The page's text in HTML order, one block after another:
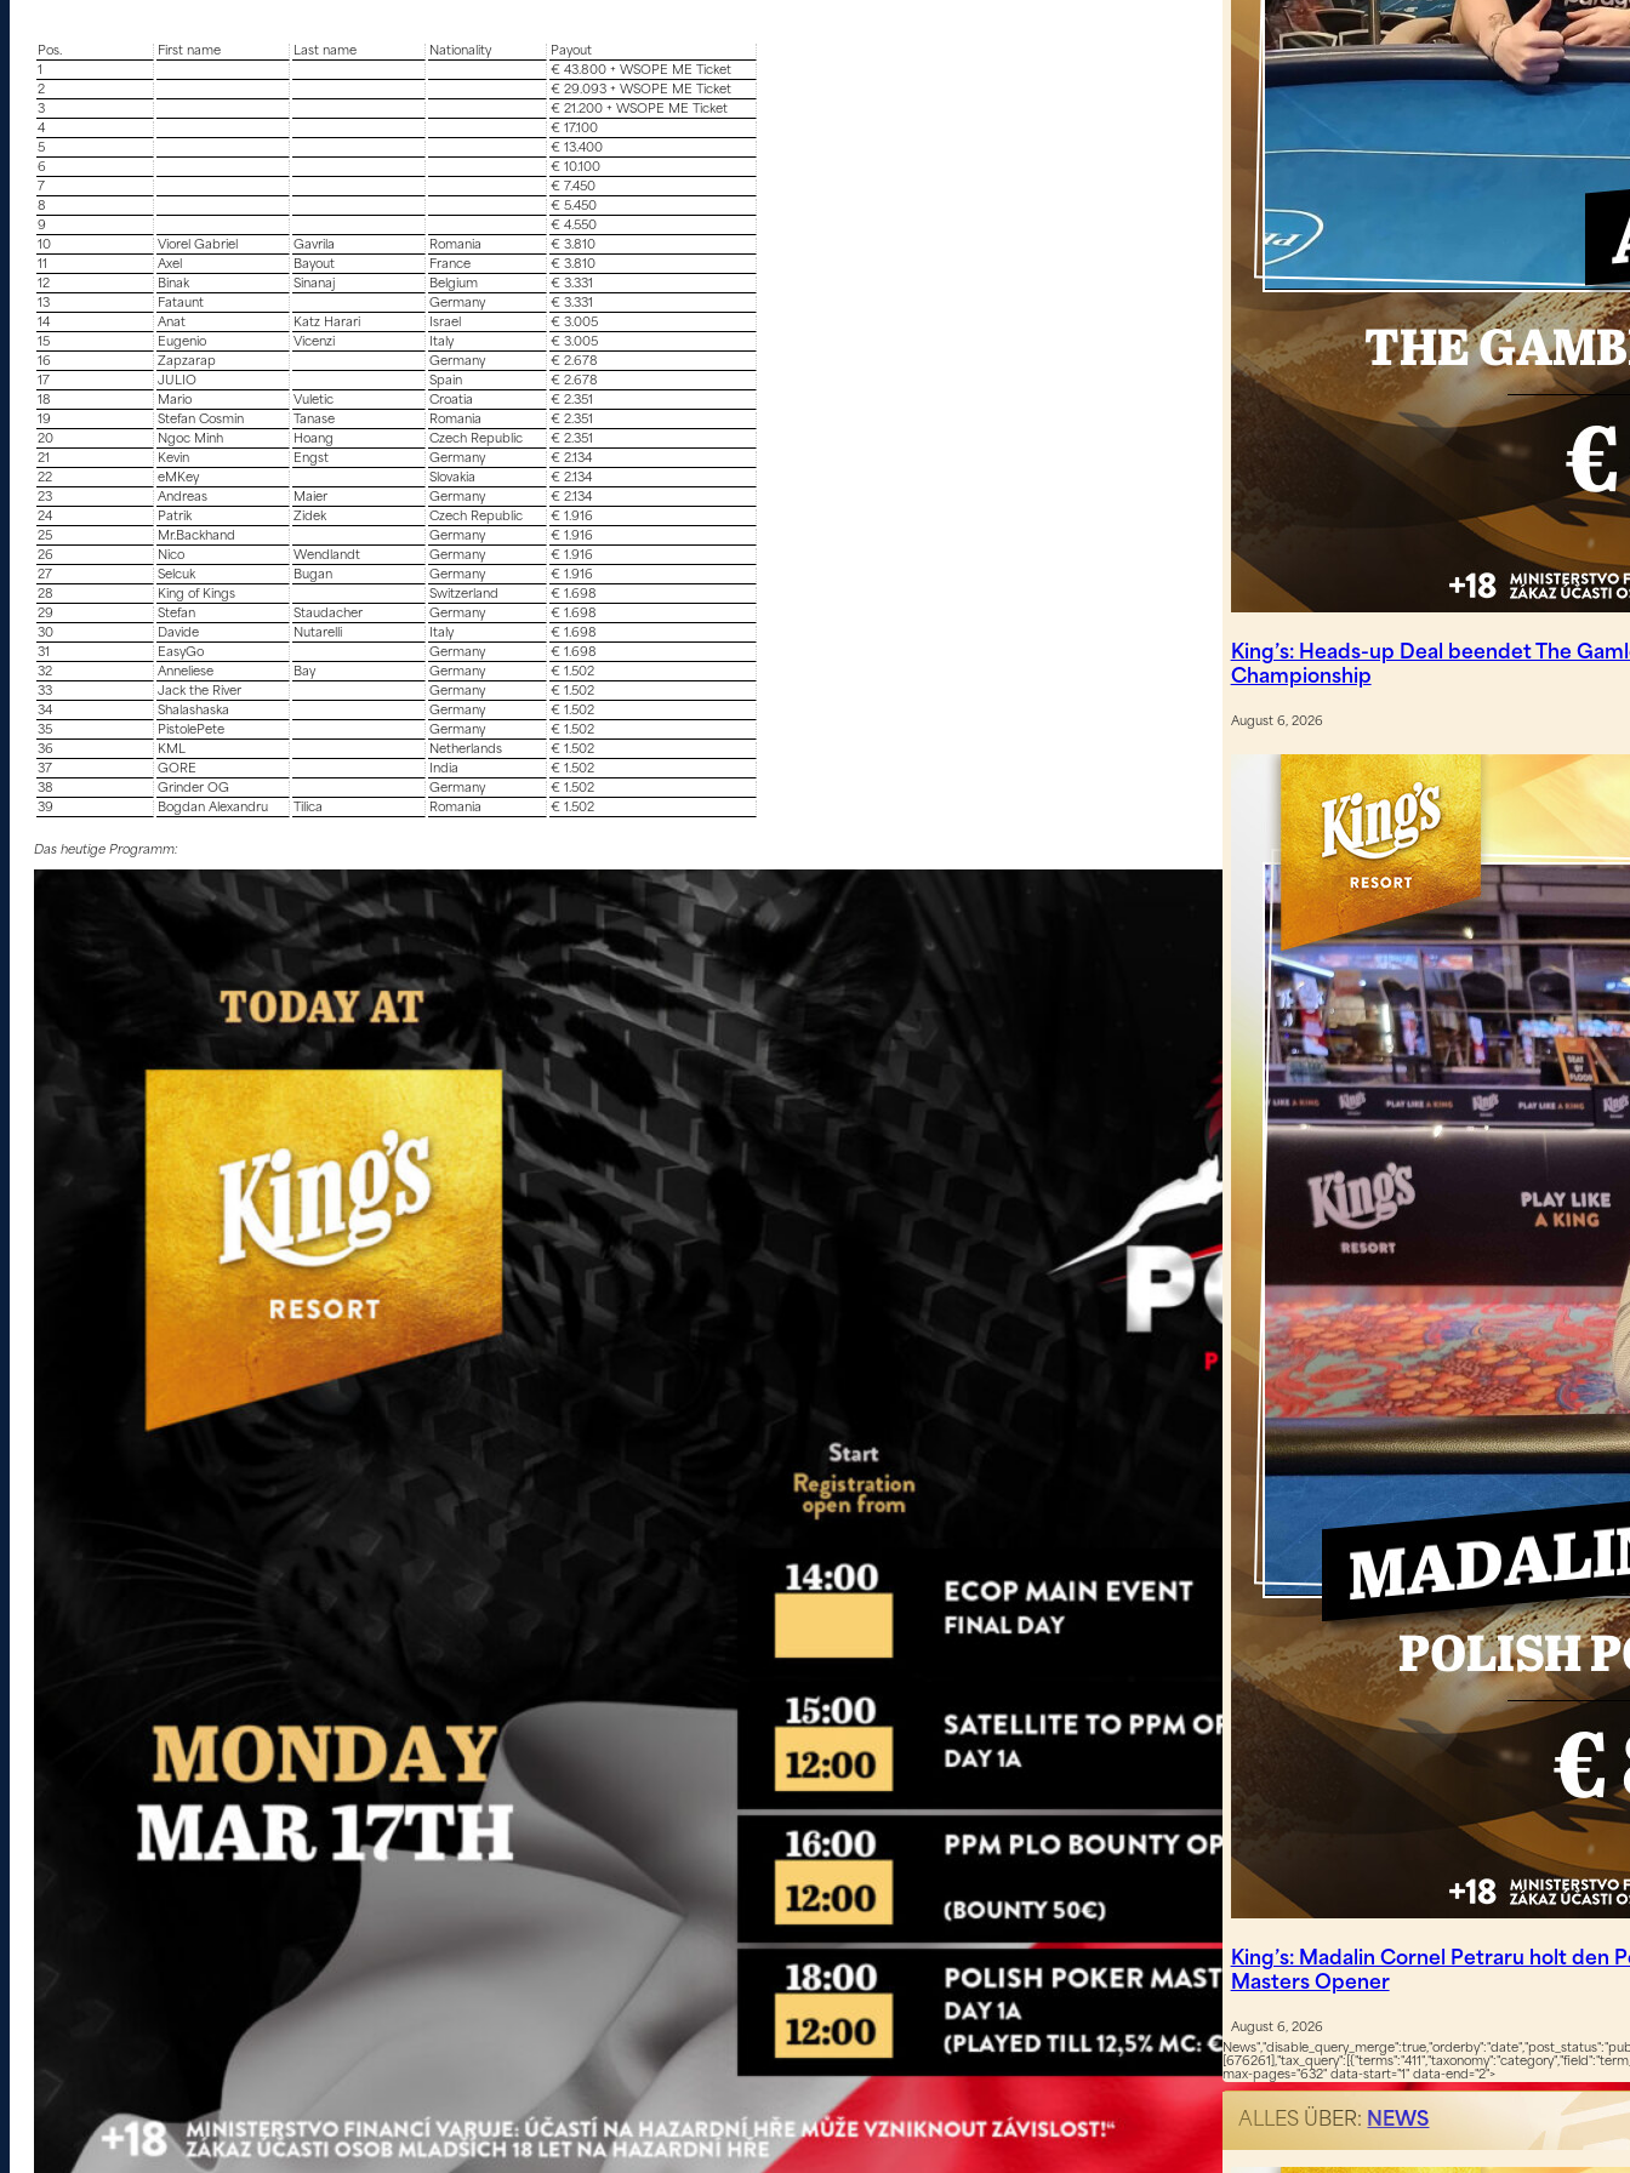
Pos. First name Last name Nationality
Payout
1
€ 43.800 + WSOPE ME Ticket
2
€ 29.093 + WSOPE ME Ticket
3
€ 21.200 + WSOPE ME Ticket
4
€ 17.100
5
€ 13.400
6
€ 10.100
7
€ 7.450
8
€ 5.450
9
€ 4.550
10
Viorel Gabriel Gavrila Romania
€ 3.810
11
Axel Bayout France
€ 3.810
12
Binak Sinanaj Belgium
€ 3.331
13
Fataunt Germany
€ 3.331
14
Anat Katz Harari Israel
€ 3.005
15
Eugenio Vicenzi Italy
€ 3.005
16
Zapzarap Germany
€ 2.678
17
JULIO Spain
€ 2.678
18
Mario Vuletic Croatia
€ 2.351
19
Stefan Cosmin Tanase Romania
€ 2.351
20
Ngoc Minh Hoang Czech Republic
€ 2.351
21
Kevin Engst Germany
€ 2.134
22
eMKey Slovakia
€ 2.134
23
Andreas Maier Germany
€ 2.134
24
Patrik Zidek Czech Republic
€ 1.916
25
Mr.Backhand Germany
€ 1.916
26
Nico Wendlandt Germany
€ 1.916
27
Selcuk Bugan Germany
€ 1.916
28
King of Kings Switzerland
€ 1.698
29
Stefan Staudacher Germany
€ 1.698
30
Davide Nutarelli Italy
€ 1.698
31
EasyGo Germany
€ 1.698
32
Anneliese Bay Germany
€ 1.502
33
Jack the River Germany
€ 1.502
34
Shalashaska Germany
€ 1.502
35
PistolePete Germany
€ 1.502
36
KML Netherlands
€ 1.502
37
GORE India
€ 1.502
38
Grinder OG Germany
€ 1.502
39
Bogdan Alexandru Tilica Romania € 1.502
Das heutige Programm:
King’s: Heads-up Deal beendet The
Championship
August 6, 2026
King’s: Madalin Cornel Petraru holt den
Masters Opener
August 6, 2026
max-pages="632" data-start="1" data-end="2">
ALLES ÜBER: NEWS